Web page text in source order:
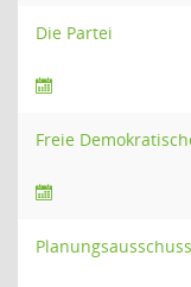
Die Partei
Freie
Planungsausschuss